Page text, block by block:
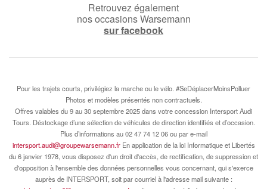
Retrouvez également
nos occasions Warsemann
sur facebook
Pour les trajets courts, privilégiez la marche ou le vélo. #SeDéplacerMoinsPolluer
Photos et modèles présentés non contractuels.
Offres valables du 9 au 30 septembre 2025 dans votre concession Intersport Audi
Tours. Déstockage d’une sélection de véhicules de direction identifiés et d’occasion.
Plus d’informations au 02 47 74 12 06 ou par e‑mail
intersport.audi@groupewarsemann.frEn application de la loi Informatique et Libertés
du 6 janvier 1978, vous disposez d'un droit d'accès, de rectification, de suppression et
d'opposition à l'ensemble des données personnelles vous concernant, qui s'exerce
auprès de INTERSPORT, soit par courriel à l'adresse mail suivante :